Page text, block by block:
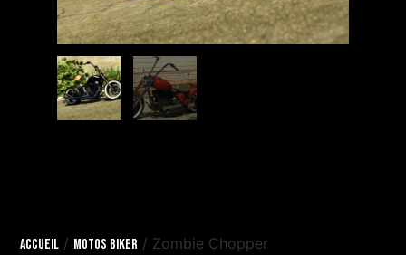
Accueil / Motos Biker / Zombie Chopper